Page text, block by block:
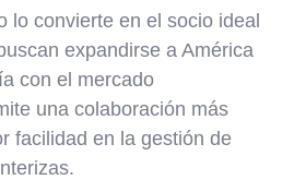
lo convierte en el socio ideal
expandirse a América
con el mercado
una colaboración más
facilidad en la gestión de